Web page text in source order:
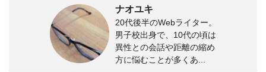
ナオユキ
20代後半のWebライター。
男子校出身で、10代の頃は
異性との会話や距離の縮め
方に悩むことが多くあ...